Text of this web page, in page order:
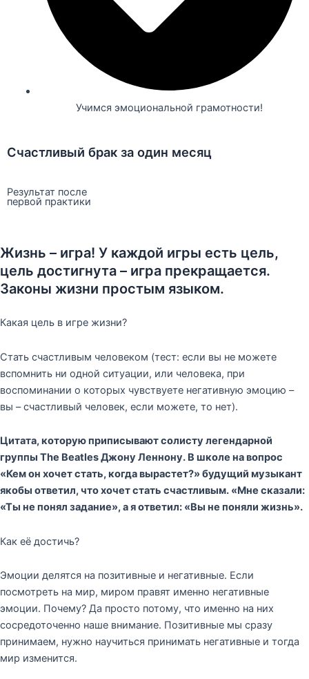
Учимся эмоциональной грамотности!
Счастливый брак за один месяц
Результат после
первой практики
Жизнь – игра! У каждой игры есть цель,
цель достигнута – игра прекращается.
Законы жизни простым языком.
Какая цель в игре жизни?
Стать счастливым человеком (тест: если вы не можете
вспомнить ни одной ситуации, или человека, при
воспоминании о которых чувствуете негативную эмоцию –
вы – счастливый человек, если можете, то нет).
Цитата, которую приписывают солисту легендарной
группы The Beatles Джону Леннону. В школе на вопрос
«Кем он хочет стать, когда вырастет?» будущий музыкант
якобы ответил, что хочет стать счастливым. «Мне сказали:
«Ты не понял задание», а я ответил: «Вы не поняли жизнь».
Как её достичь?
Эмоции делятся на позитивные и негативные. Если
посмотреть на мир, миром правят именно негативные
эмоции. Почему? Да просто потому, что именно на них
сосредоточенно наше внимание. Позитивные мы сразу
принимаем, нужно научиться принимать негативные и тогда
мир изменится.